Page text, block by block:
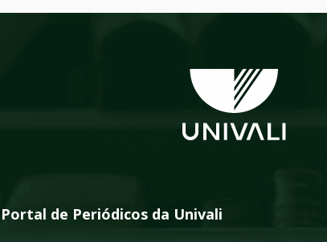
Portal de Periódicos da Univali